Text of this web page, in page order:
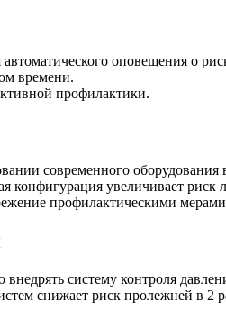
оповещения о
времени.
профилактики.
современного
конфигурация увеличивает риск
профилактическими
систему контроля
снижает риск пролежней в 2